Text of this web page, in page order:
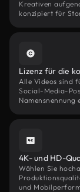
Kreativen
konzipiert für
Lizenz für die
Alle Videos sind
Social-Media-
4K- und HD-
Wählen Sie
und